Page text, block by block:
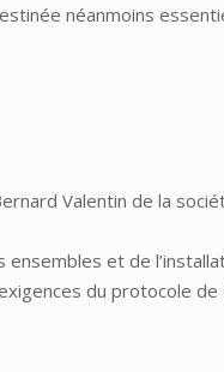
néanmoins
Valentin de la
et de
du protocole de